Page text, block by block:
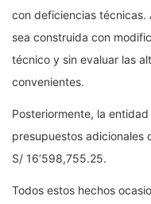
con deficiencias técnicas.
sea construida con
técnico y sin evaluar las
convenientes.
Posteriormente, la
presupuestos adicionales
S/ 16’598,755.25.
Todos estos hechos